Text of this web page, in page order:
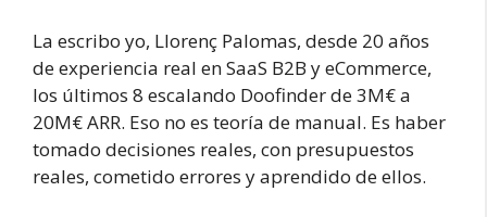
La escribo yo, Llorenç Palomas, desde 20 años
de experiencia real en SaaS B2B y eCommerce,
los últimos 8 escalando Doofinder de 3M€ a
20M€ ARR. Eso no es teoría de manual. Es haber
tomado decisiones reales, con presupuestos
reales, cometido errores y aprendido de ellos.